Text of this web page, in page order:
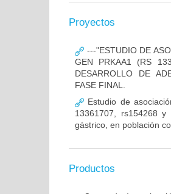
Proyectos
---"ESTUDIO DE
GEN PRKAA1 (RS
DESARROLLO DE
FASE FINAL.
Estudio de
13361707, rs154268 y
gástrico, en población
Productos